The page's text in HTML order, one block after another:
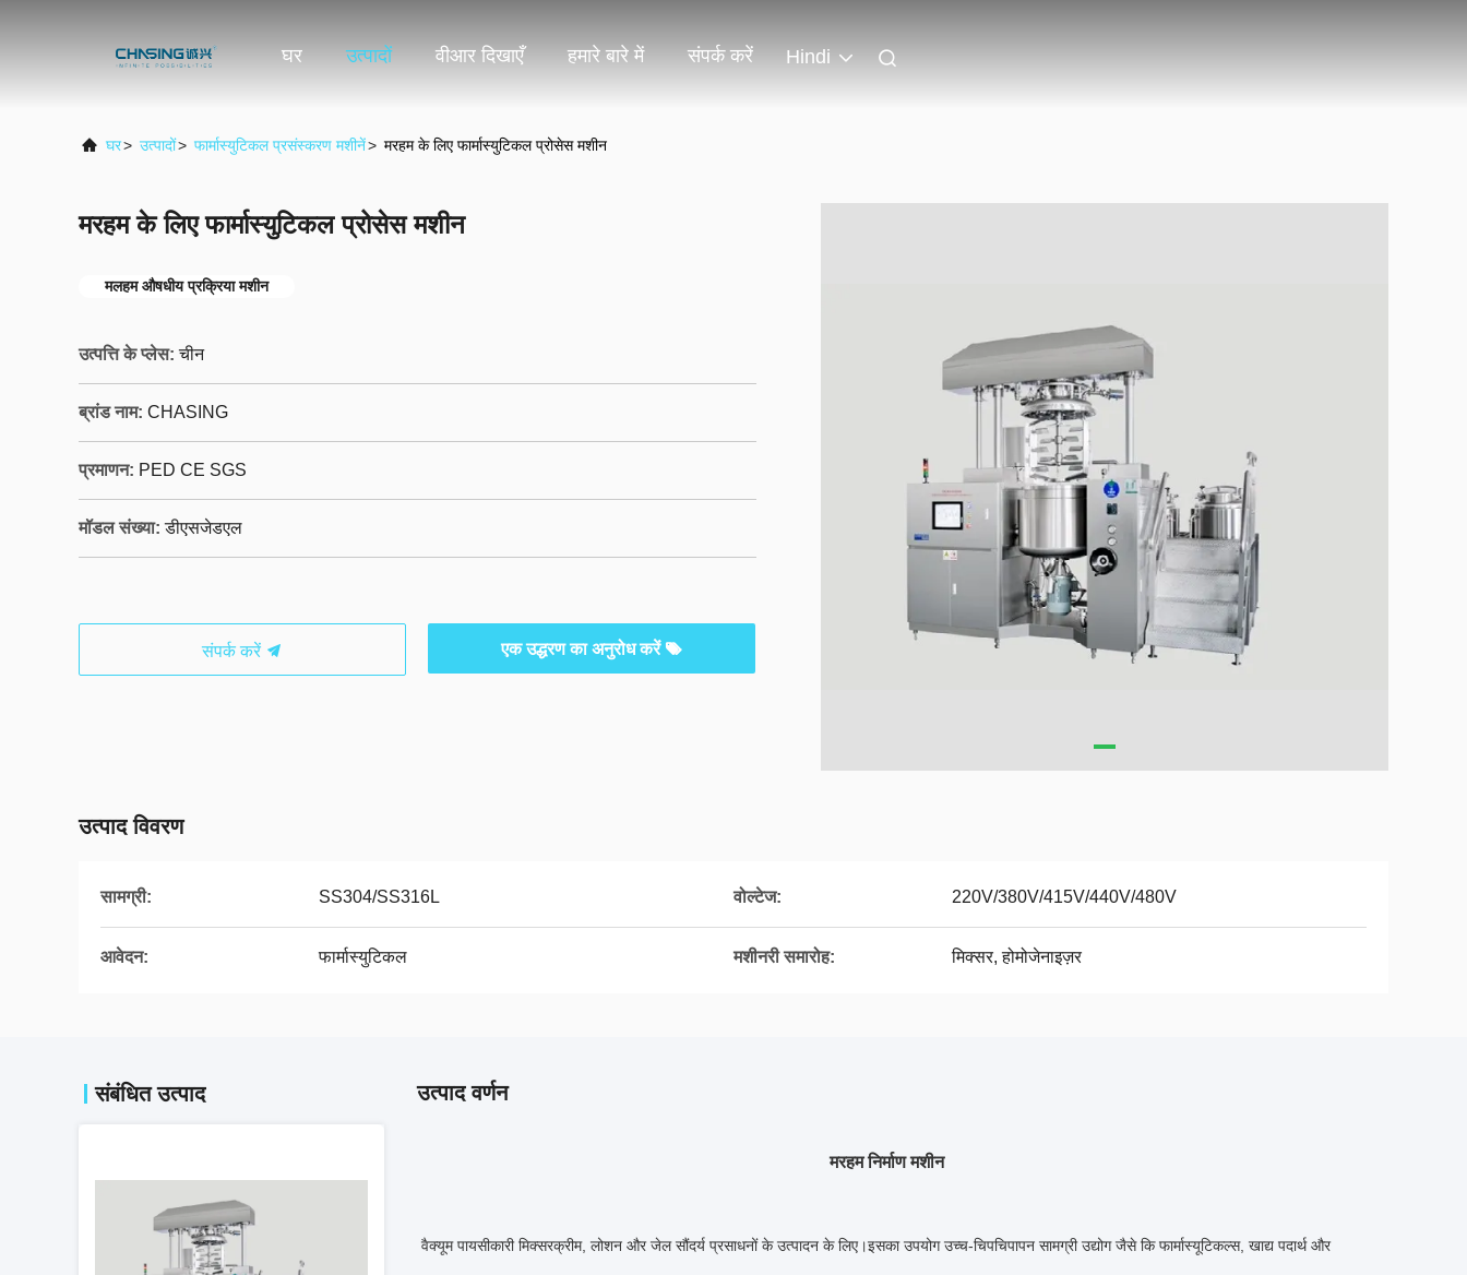
घर उत्पादों वीआर दिखाएँ हमारे बारे में संपर्क करें Hindi
घर> उत्पादों> फार्मास्युटिकल प्रसंस्करण मशीनें> मरहम के लिए फार्मास्युटिकल प्रोसेस मशीन
मरहम के लिए फार्मास्युटिकल प्रोसेस मशीन
मलहम औषधीय प्रक्रिया मशीन
उत्पत्ति के प्लेस: चीन
ब्रांड नाम: CHASING
प्रमाणन: PED CE SGS
मॉडल संख्या: डीएसजेडएल
संपर्क करें एक उद्धरण का अनुरोध करें
उत्पाद विवरण
सामग्री: SS304/SS316L वोल्टेज: 220V/380V/415V/440V/480V
आवेदन: फार्मास्युटिकल मशीनरी समारोह: मिक्सर, होमोजेनाइज़र
संबंधित उत्पाद उत्पाद वर्णन
मरहम निर्माण मशीन
वैक्यूम पायसीकारी मिक्सरक्रीम, लोशन और जेल सौंदर्य प्रसाधनों के उत्पादन के लिए।इसका उपयोग उच्च-चिपचिपापन सामग्री उद्योग जैसे कि फार्मास्यूटिकल्स, खाद्य पदार्थ और